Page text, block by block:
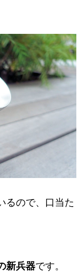
るので、口当た
新兵器です。